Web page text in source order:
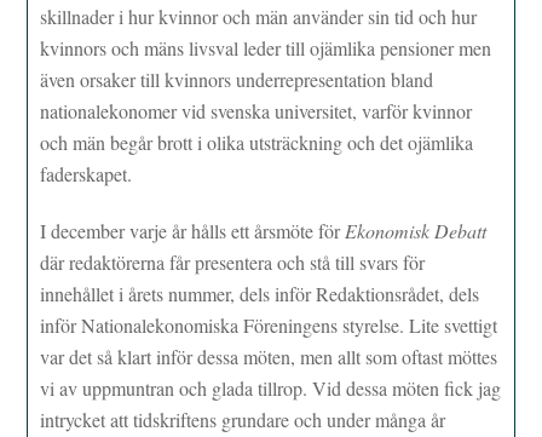
skillnader i hur kvinnor och män använder sin tid och hur
kvinnors och mäns livsval leder till ojämlika pensioner men
även orsaker till kvinnors underrepresentation bland
nationalekonomer vid svenska universitet, varför kvinnor
och män begår brott i olika utsträckning och det ojämlika
faderskapet.
I december varje år hålls ett årsmöte förEkonomisk Debatt
där redaktörerna får presentera och stå till svars för
innehållet i årets nummer, dels inför Redaktionsrådet, dels
inför Nationalekonomiska Föreningens styrelse. Lite svettigt
var det så klart inför dessa möten, men allt som oftast möttes
vi av uppmuntran och glada tillrop. Vid dessa möten fick jag
intrycket att tidskriftens grundare och under många år